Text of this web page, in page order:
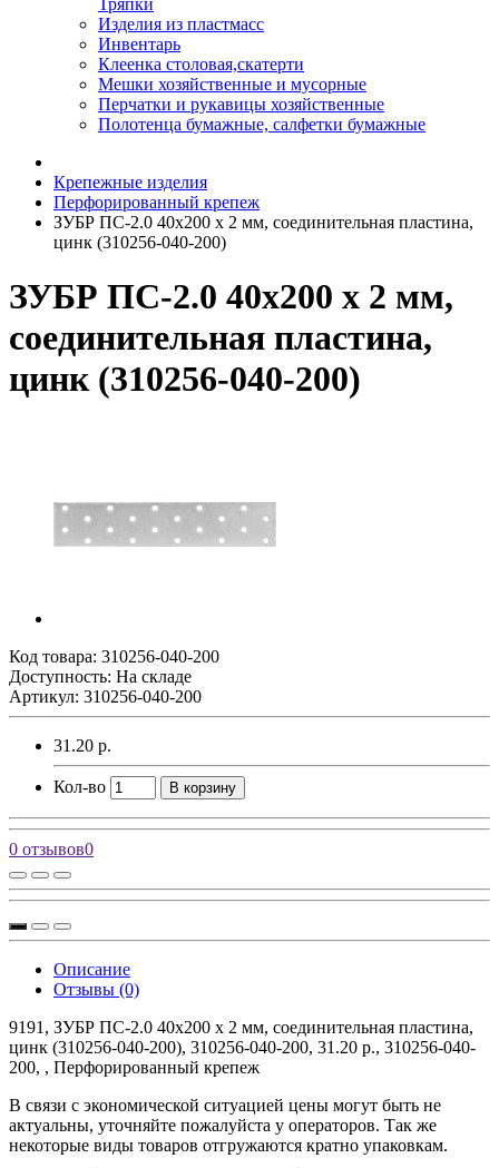
Тряпки
Изделия из пластмасс
Инвентарь
Клеенка столовая,скатерти
Мешки хозяйственные и мусорные
Перчатки и рукавицы хозяйственные
Полотенца бумажные, салфетки бумажные
Крепежные изделия
Перфорированный крепеж
ЗУБР ПС-2.0 40х200 х 2 мм, соединительная пластина,
цинк (310256-040-200)
ЗУБР ПС-2.0 40х200 х 2 мм,
соединительная пластина,
цинк (310256-040-200)
Код товара: 310256-040-200
Доступность: На складе
Артикул: 310256-040-200
31.20 р.
Кол-во В корзину
0 отзывов0
Описание
Отзывы (0)
9191, ЗУБР ПС-2.0 40х200 х 2 мм, соединительная пластина,
цинк (310256-040-200), 310256-040-200, 31.20 р., 310256-040-
200, , Перфорированный крепеж
В связи с экономической ситуацией цены могут быть не
актуальны, уточняйте пожалуйста у операторов. Так же
некоторые виды товаров отгружаются кратно упаковкам.